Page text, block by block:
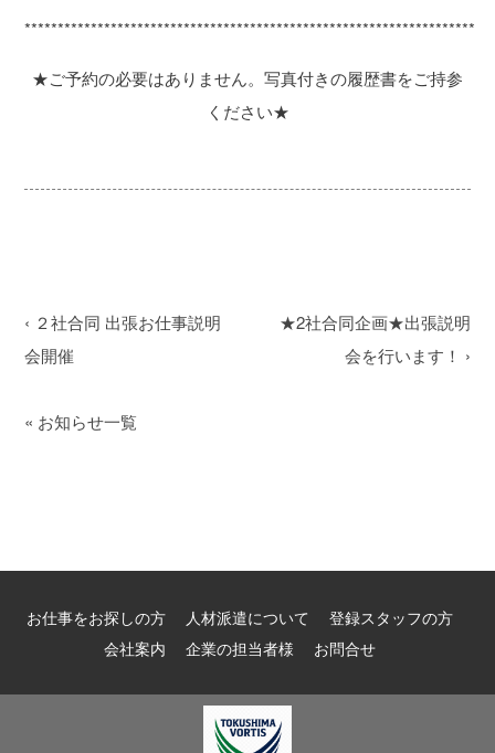
********************************************************************
★ご予約の必要はありません。写真付きの履歴書をご持参
ください★
★2社合同企画★出張説明
会を行います！ ›
‹ ２社合同 出張お仕事説明
会開催
« お知らせ一覧
お仕事をお探しの方 人材派遣について
登録スタッフの方
会社案内
企業の担当者様 お問合せ